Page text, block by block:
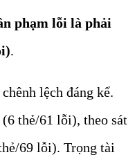
phạm lỗi là phải
.
lệch đáng kể.
thẻ/61 lỗi), theo sát
69 lỗi). Trọng tài